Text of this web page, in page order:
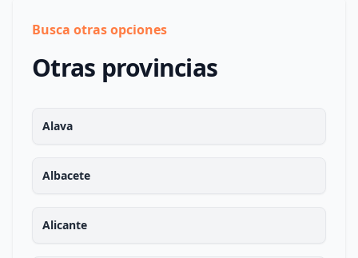
Busca otras opciones
Otras provincias
Alava
Albacete
Alicante